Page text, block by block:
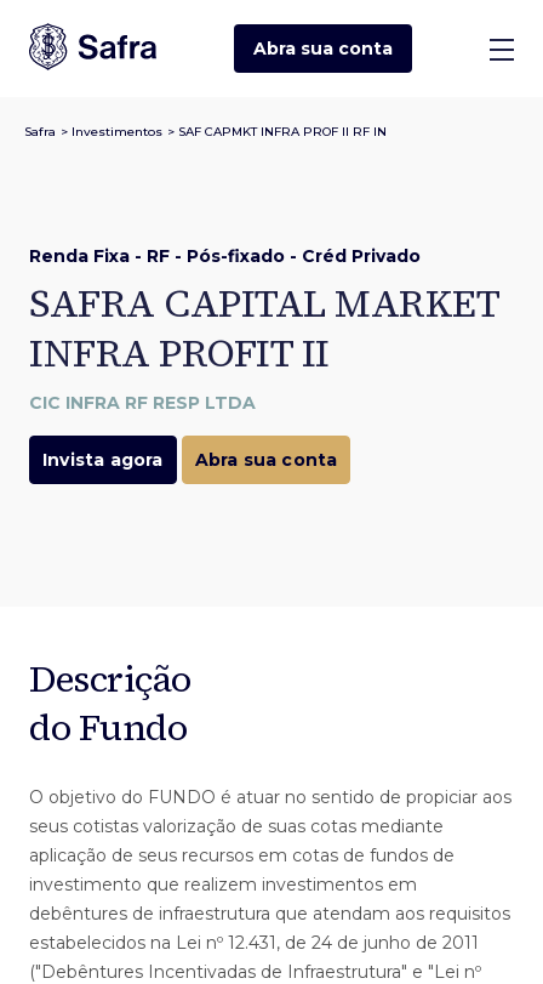
Abra sua conta
Safra > Investimentos > SAF CAPMKT INFRA PROF II RF IN
Renda Fixa - RF - Pós-fixado - Créd Privado
SAFRA CAPITAL MARKET
INFRA PROFIT II
CIC INFRA RF RESP LTDA
Invista agora Abra sua conta
Descrição
do Fundo
O objetivo do FUNDO é atuar no sentido de propiciar aos
seus cotistas valorização de suas cotas mediante
aplicação de seus recursos em cotas de fundos de
investimento que realizem investimentos em
debêntures de infraestrutura que atendam aos requisitos
estabelecidos na Lei nº 12.431, de 24 de junho de 2011
("Debêntures Incentivadas de Infraestrutura" e "Lei nº